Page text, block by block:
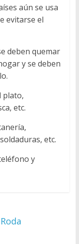
aún se usa
evitarse el
deben quemar
y se deben
plato,
etc.
etc.
y